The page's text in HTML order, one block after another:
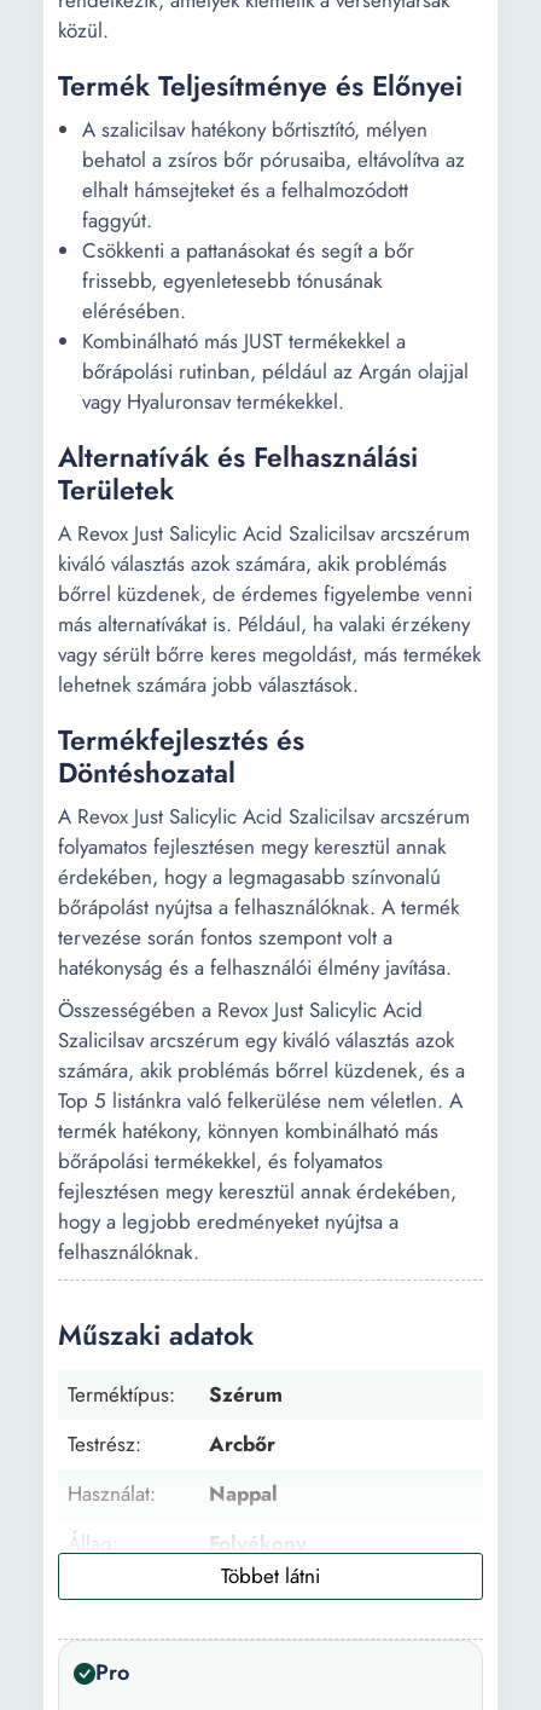
közül.
Termék Teljesítménye és Előnyei
A szalicilsav hatékony bőrtisztító, mélyen
behatol a zsíros bőr pórusaiba, eltávolítva az
elhalt hámsejteket és a felhalmozódott
faggyút.
Csökkenti a pattanásokat és segít a bőr
frissebb, egyenletesebb tónusának
elérésében.
Kombinálható más JUST termékekkel a
bőrápolási rutinban, például az Argán olajjal
vagy Hyaluronsav termékekkel.
Alternatívák és Felhasználási
Területek
A Revox Just Salicylic Acid Szalicilsav arcszérum
kiváló választás azok számára, akik problémás
bőrrel küzdenek, de érdemes figyelembe venni
más alternatívákat is. Például, ha valaki érzékeny
vagy sérült bőrre keres megoldást, más termékek
lehetnek számára jobb választások.
Termékfejlesztés és
Döntéshozatal
A Revox Just Salicylic Acid Szalicilsav arcszérum
folyamatos fejlesztésen megy keresztül annak
érdekében, hogy a legmagasabb színvonalú
bőrápolást nyújtsa a felhasználóknak. A termék
tervezése során fontos szempont volt a
hatékonyság és a felhasználói élmény javítása.
Összességében a Revox Just Salicylic Acid
Szalicilsav arcszérum egy kiváló választás azok
számára, akik problémás bőrrel küzdenek, és a
Top 5 listánkra való felkerülése nem véletlen. A
termék hatékony, könnyen kombinálható más
bőrápolási termékekkel, és folyamatos
fejlesztésen megy keresztül annak érdekében,
hogy a legjobb eredményeket nyújtsa a
felhasználóknak.
Műszaki adatok
Terméktípus:
Szérum
Testrész:
Arcbőr
Használat:
Nappal
Állag:
Folyékony
Életkor:
Minden életkor
Arcbőr típus:
Zsíros
Előnyök:
Pro